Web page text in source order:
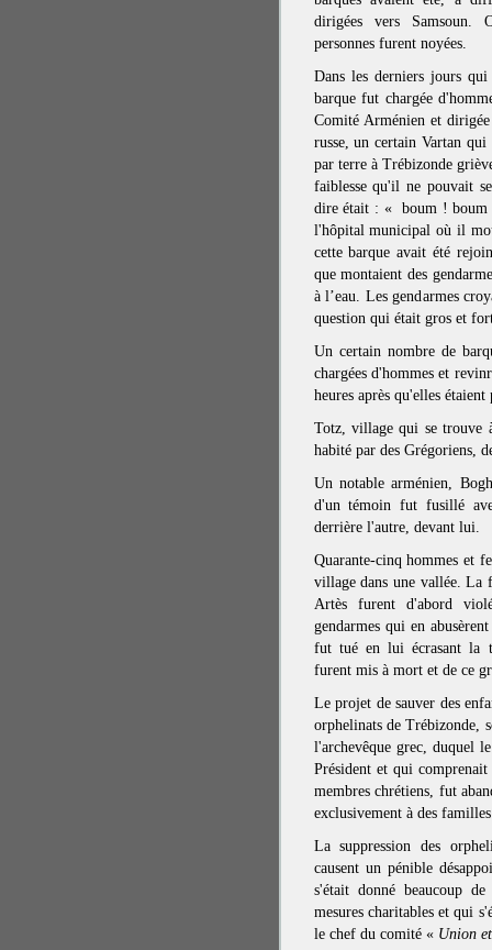
dirigées vers Samsoun.
personnes furent noyées.
Dans les derniers jours qui
barque fut chargée
Comité Arménien et
russe, un certain Vartan
par terre à Trébizonde
faiblesse qu'il ne pouvait
dire était : « boum ! boum
l'hôpital municipal où il
cette barque avait été
que montaient des
à l’eau. Les gendarmes
question qui était gros et
Un certain nombre de
chargées d'hommes et
heures après qu'elles étaient
Totz, village qui se trouve
habité par des Grégoriens,
Un notable arménien,
d'un témoin fut fusillé
derrière l'autre, devant lui.
Quarante-cinq hommes et
village dans une vallée. La
Artès furent d'abord
gendarmes qui en
fut tué en lui écrasant la
furent mis à mort et de ce
Le projet de sauver des
orphelinats de Trébizonde,
l'archevêque grec, duquel
Président et qui
membres chrétiens, fut
exclusivement à des
La suppression des
causent un pénible
s'était donné beaucoup
mesures charitables et qui
le chef du comité « Union